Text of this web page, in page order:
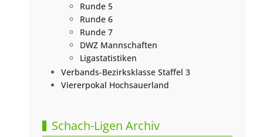
Runde 5
Runde 6
Runde 7
DWZ Mannschaften
Ligastatistiken
Verbands-Bezirksklasse Staffel 3
Viererpokal Hochsauerland
Schach-Ligen Archiv